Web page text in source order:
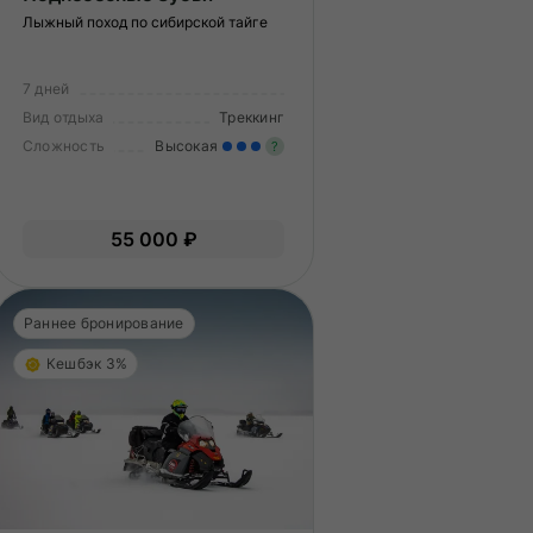
Лыжный поход по сибирской тайге
7 дней
Вид отдыха
Треккинг
Сложность
Высокая ?
55 000 ₽
Раннее бронирование
Кешбэк 3%